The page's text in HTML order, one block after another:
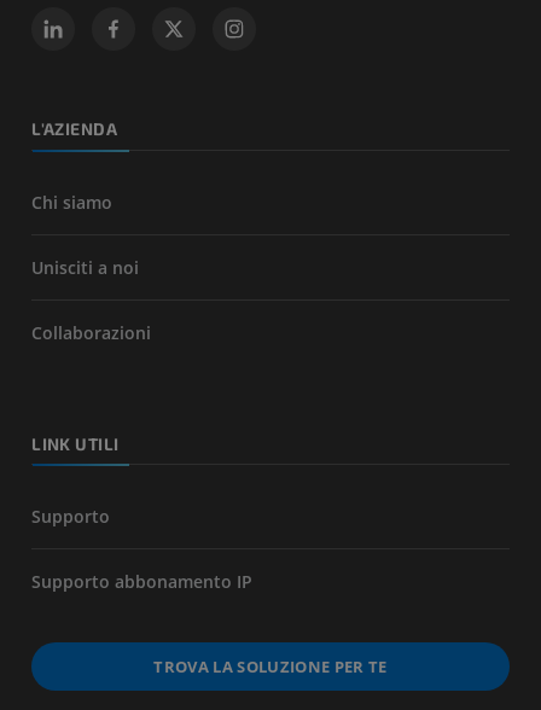
L'AZIENDA
Chi siamo
Unisciti a noi
Collaborazioni
LINK UTILI
Supporto
Supporto abbonamento IP
TROVA LA SOLUZIONE PER TE